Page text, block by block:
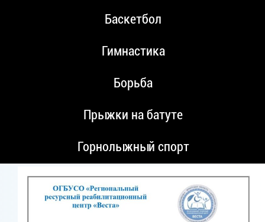
Баскетбол
Гимнастика
Борьба
Прыжки на батуте
Горнолыжный спорт